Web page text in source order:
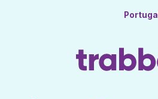
Portugal